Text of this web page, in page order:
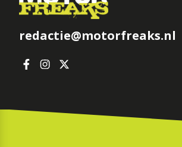
redactie@motorfreaks.nl